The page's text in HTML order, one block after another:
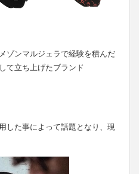
ゾンマルジェラで経験を積んだ
て立ち上げたブランド
した事によって話題となり、現